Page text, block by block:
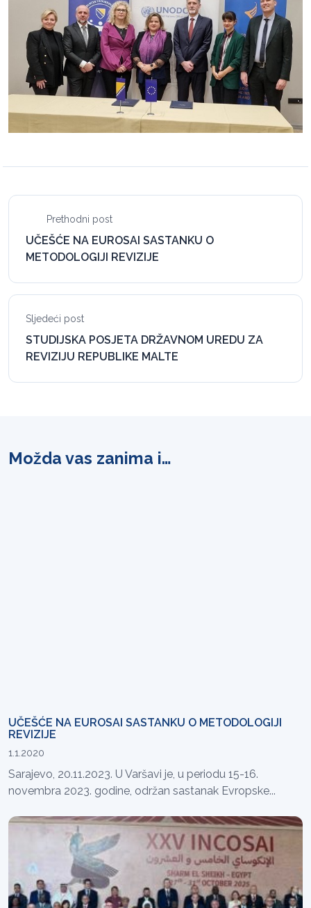
Prethodni post
UČEŠĆE NA EUROSAI SASTANKU O
METODOLOGIJI REVIZIJE
Sljedeći post
STUDIJSKA POSJETA DRŽAVNOM UREDU ZA
REVIZIJU REPUBLIKE MALTE
Možda vas zanima i…
UČEŠĆE NA EUROSAI SASTANKU O METODOLOGIJI
REVIZIJE
1.1.2020
Sarajevo, 20.11.2023. U Varšavi je, u periodu 15-16.
novembra 2023. godine, održan sastanak Evropske...